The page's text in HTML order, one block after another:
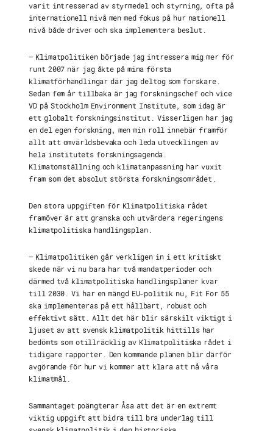
varit intresserad av styrmedel och styrning, ofta på
internationell nivå men med fokus på hur nationell
nivå både driver och ska implementera beslut.
– Klimatpolitiken började jag intressera mig mer för
runt 2007 när jag åkte på mina första
klimatförhandlingar där jag deltog som forskare.
Sedan fem år tillbaka är jag forskningschef och vice
VD på Stockholm Environment Institute, som idag är
ett globalt forskningsinstitut. Visserligen har jag
en del egen forskning, men min roll innebär framför
allt att omvärldsbevaka och leda utvecklingen av
hela institutets forskningsagenda.
Klimatomställning och klimatanpassning har vuxit
fram som det absolut största forskningsområdet.
Den stora uppgiften för Klimatpolitiska rådet
framöver är att granska och utvärdera regeringens
klimatpolitiska handlingsplan.
– Klimatpolitiken går verkligen in i ett kritiskt
skede när vi nu bara har två mandatperioder och
därmed två klimatpolitiska handlingsplaner kvar
till 2030. Vi har en mängd EU-politik nu, Fit For 55
ska implementeras på ett hållbart, robust och
effektivt sätt. Allt det här blir särskilt viktigt i
ljuset av att svensk klimatpolitik hittills har
bedömts som otillräcklig av Klimatpolitiska rådet i
tidigare rapporter. Den kommande planen blir därför
avgörande för hur vi kommer att klara att nå våra
klimatmål.
Sammantaget poängterar Åsa att det är en extremt
viktig uppgift att bidra till bra underlag till